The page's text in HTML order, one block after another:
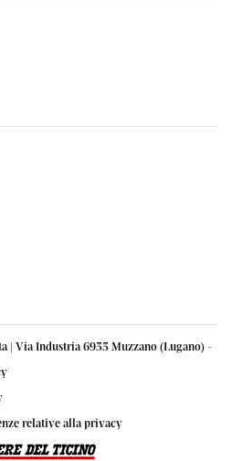
| Via Industria 6933 Muzzano (Lugano) -
relative alla privacy